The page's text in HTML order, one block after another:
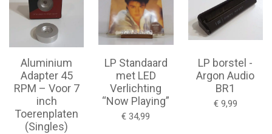
Aluminium
Adapter 45
RPM – Voor 7
inch
Toerenplaten
(Singles)
LP Standaard
met LED
Verlichting
“Now Playing”
€ 34,99
LP borstel -
Argon Audio
BR1
€ 9,99